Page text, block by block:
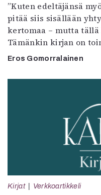
”Kuten edeltäjänsä
pitää siis sisällään
kertomaa – mutta tällä
Tämänkin kirjan on
Eros Gomorralainen
Kirjat Verkkoartikkeli